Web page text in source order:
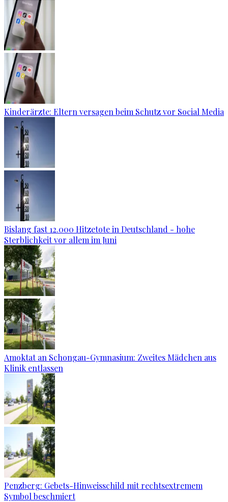
Kinderärzte: Eltern versagen beim Schutz vor Social Media
Bislang fast 12.000 Hitzetote in Deutschland - hohe
Sterblichkeit vor allem im Juni
Amoktat an Schongau-Gymnasium: Zweites Mädchen aus
Klinik entlassen
Penzberg: Gebets-Hinweisschild mit rechtsextremem
Symbol beschmiert